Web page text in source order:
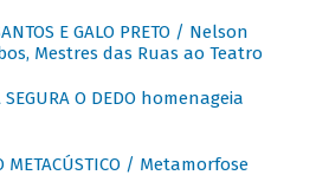
E GALO PRETO / Nelson
Mestres das Ruas ao Teatro
SEGURA O DEDO homenageia
METACÚSTICO / Metamorfose